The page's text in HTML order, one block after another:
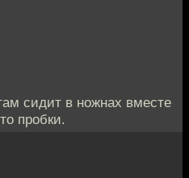
сидит в ножнах вместе
пробки.